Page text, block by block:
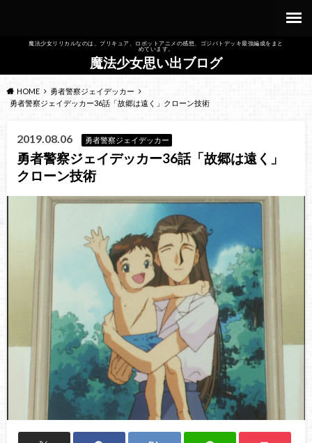
魔法少女リリカルなのは、プリキュア、ロボットアニメの感想、ゴジバトデッキ最強編成をまと
めています。
魔法少女思い出ブログ
HOME
勇者警察ジェイデッカー
勇者警察ジェイデッカー36話「故郷は遠く」クローン技術
2019.08.06 勇者警察ジェイデッカー
勇者警察ジェイデッカー36話「故郷は遠く」
クローン技術